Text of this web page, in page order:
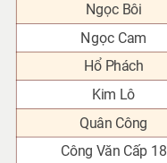
Ngọc Bôi
Ngọc Cam
Hổ Phách
Kim Lô
Quân Công
Công Văn Cấp 18